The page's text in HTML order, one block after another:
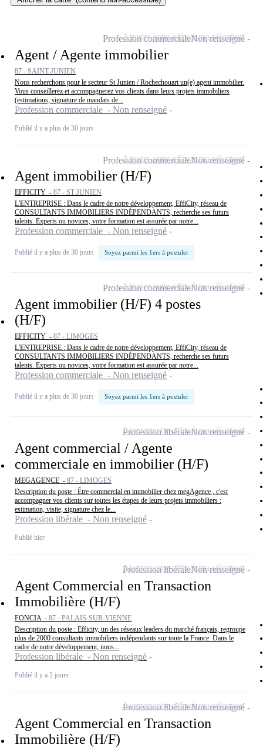
Agent / Agente immobilier
87 - SAINT-JUNIEN
Nous recherchons pour le secteur St Junien / Rochechouart un(e) agent immobilier.
Vous conseillerez et accompagnerez vos clients dans leurs projets immobiliers
(estimations, signature de mandats de...
Profession commerciale - Non renseigné
Publié il y a plus de 30 jours
Profession commercialeNon renseigné
Ajouter cette offre à ma sélection
Agent immobilier (H/F)
EFFICITY - 87 - ST JUNIEN
L'ENTREPRISE : Dans le cadre de notre développement, EffiCity, réseau de
CONSULTANTS IMMOBILIERS INDÉPENDANTS, recherche ses futurs
talents. Experts ou novices, votre formation est assurée par notre...
Profession commerciale - Non renseigné
Publié il y a plus de 30 jours Soyez parmi les 1ers à postuler
Profession commercialeNon renseigné
Ajouter cette offre à ma sélection
Agent immobilier (H/F) 4 postes
(H/F)
EFFICITY - 87 - LIMOGES
L'ENTREPRISE : Dans le cadre de notre développement, EffiCity, réseau de
CONSULTANTS IMMOBILIERS INDÉPENDANTS, recherche ses futurs
talents. Experts ou novices, votre formation est assurée par notre...
Profession commerciale - Non renseigné
Publié il y a plus de 30 jours Soyez parmi les 1ers à postuler
Profession commercialeNon renseigné
Ajouter cette offre à ma sélection
Agent commercial / Agente
commerciale en immobilier (H/F)
MEGAGENCE - 87 - LIMOGES
Description du poste : Être commercial en immobilier chez megAgence , c'est
accompagner vos clients sur toutes les étapes de leurs projets immobiliers :
estimation, visite, signature chez le...
Profession libérale - Non renseigné
Publié hier
Profession libéraleNon renseigné
Ajouter cette offre à ma sélection
Agent Commercial en Transaction
Immobilière (H/F)
FONCIA - 87 - PALAIS-SUR-VIENNE
Description du poste : Efficity, un des réseaux leaders du marché français, regroupe
plus de 2000 consultants immobiliers indépendants sur toute la France. Dans le
cadre de notre développement, nous...
Profession libérale - Non renseigné
Publié il y a 2 jours
Profession libéraleNon renseigné
Ajouter cette offre à ma sélection
Agent Commercial en Transaction
Immobilière (H/F)
Profession libéraleNon renseigné
Ajouter cette offre à ma sélection